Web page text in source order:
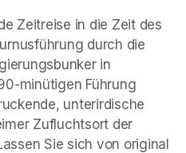
Zeitreise in die Zeit des
durch die
in
minütigen Führung
unterirdische
Zufluchtsort der
Sie sich von original